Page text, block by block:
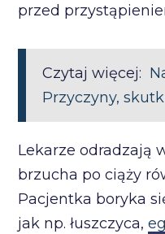
przed
Czytaj więcej:
Przyczyny,
Lekarze odradzają
brzucha po ciąży
Pacjentka boryka
jak np. łuszczyca,